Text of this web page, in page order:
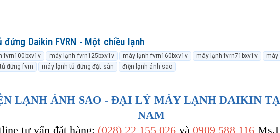
đứng Daikin FVRN - Một chiều lạnh
fvrn100bxv1v máy lạnh fvrn125bxv1v máy lạnh fvrn160bxv1v máy lạnh fvrn71bxv1v máy
đứng fvrn máy lạnh tủ đứng đặt sàn điện lạnh ánh sao
LẠNH ÁNH SAO - ĐẠI LÝ MÁY LẠNH DAIKIN
NAM
tư vấn đặt hàng: (028) 22 155 026 và 0909 588 116